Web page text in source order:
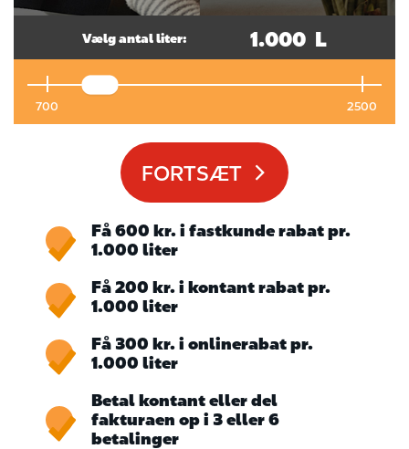
Vælg antal liter: 1.000
700 2500
Få 600 kr. i fastkunde rabat pr.
1.000 liter
Få 200 kr. i kontant rabat pr.
1.000 liter
Få 300 kr. i onlinerabat pr.
1.000 liter
Betal kontant eller del
fakturaen op i 3 eller 6
betalinger
FORTSÆT